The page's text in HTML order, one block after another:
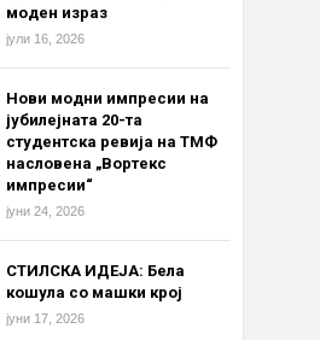
моден израз
јули 16, 2026
Нови модни импресии на
јубилејната 20-та
студентска ревија на ТМФ
насловена „Вортекс
импресии“
јуни 24, 2026
СТИЛСКА ИДЕЈА: Бела
кошула со машки крој
јуни 17, 2026